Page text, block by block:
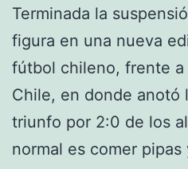
Terminada la
figura en una nueva
fútbol chileno, frente a
Chile, en donde anotó
triunfo por 2:0 de los
normal es comer